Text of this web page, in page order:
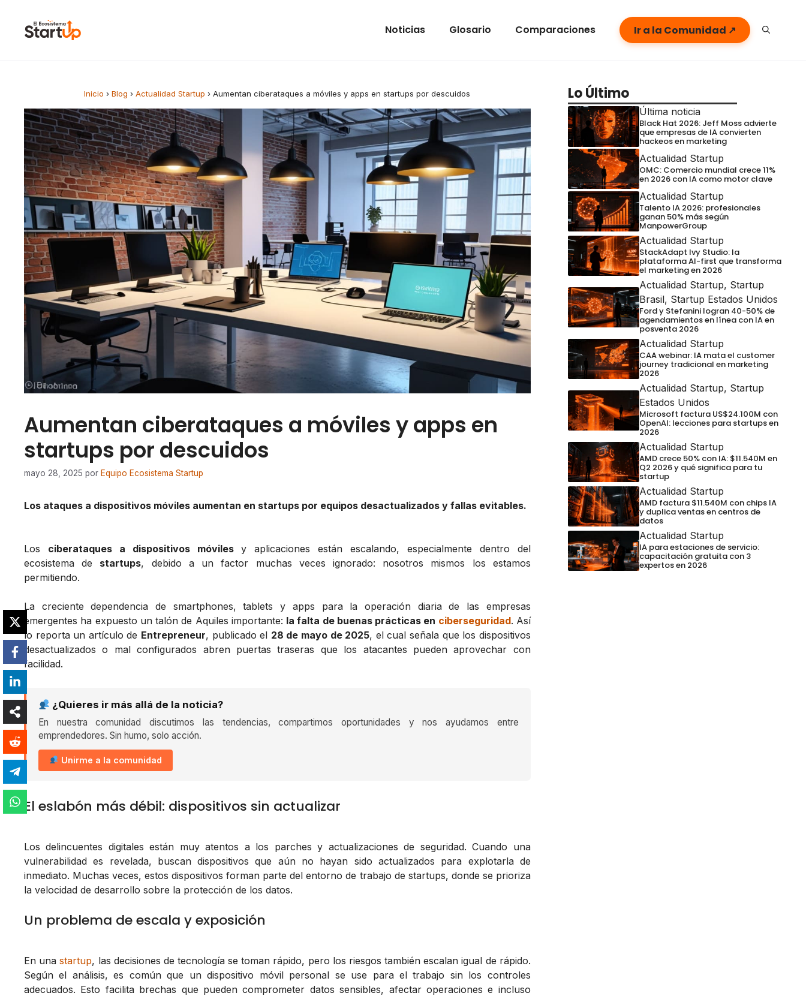
Noticias Glosario Comparaciones Ir a la Comunidad ↗
Inicio › Blog › Actualidad Startup › Aumentan ciberataques a móviles y apps en startups por descuidos
Aumentan ciberataques a móviles y apps en
startups por descuidos
mayo 28, 2025 por Equipo Ecosistema Startup
Los ataques a dispositivos móviles aumentan en startups por equipos desactualizados y fallas evitables.
Los ciberataques a dispositivos móvilesy aplicaciones están escalando, especialmente dentro del
ecosistema de startups, debido a un factor muchas veces ignorado: nosotros mismos los estamos
permitiendo.
La creciente dependencia de smartphones, tablets y apps para la operación diaria de las empresas
emergentes ha expuesto un talón de Aquiles importante: la falta de buenas prácticas en ciberseguridad. Así
lo reporta un artículo de Entrepreneur, publicado el 28 de mayo de 2025, el cual señala que los dispositivos
desactualizados o mal configurados abren puertas traseras que los atacantes pueden aprovechar con
facilidad.
¿Quieres ir más allá de la noticia?
En nuestra comunidad discutimos las tendencias, compartimos oportunidades y nos ayudamos entre
emprendedores. Sin humo, solo acción.
Unirme a la comunidad
El eslabón más débil: dispositivos sin actualizar
Los delincuentes digitales están muy atentos a los parches y actualizaciones de seguridad. Cuando una
vulnerabilidad es revelada, buscan dispositivos que aún no hayan sido actualizados para explotarla de
inmediato. Muchas veces, estos dispositivos forman parte del entorno de trabajo de startups, donde se prioriza
la velocidad de desarrollo sobre la protección de los datos.
Un problema de escala y exposición
En unastartup, las decisiones de tecnología se toman rápido, pero los riesgos también escalan igual de rápido.
Según el análisis, es común que un dispositivo móvil personal se use para el trabajo sin los controles
adecuados. Esto facilita brechas que pueden comprometer datos sensibles, afectar operaciones e incluso
Lo Último
Última noticia
Black Hat 2026: Jeff Moss advierte
que empresas de IA convierten
hackeos en marketing
Actualidad Startup
OMC: Comercio mundial crece 11%
en 2026 con IA como motor clave
Actualidad Startup
Talento IA 2026: profesionales
ganan 50% más según
ManpowerGroup
Actualidad Startup
StackAdapt Ivy Studio: la
plataforma AI-first que transforma
el marketing en 2026
Actualidad Startup, Startup
Brasil, Startup Estados Unidos
Ford y Stefanini logran 40-50% de
agendamientos en línea con IA en
posventa 2026
Actualidad Startup
CAA webinar: IA mata el customer
journey tradicional en marketing
2026
Actualidad Startup, Startup
Estados Unidos
Microsoft factura US$24.100M con
OpenAI: lecciones para startups en
2026
Actualidad Startup
AMD crece 50% con IA: $11.540M en
Q2 2026 y qué significa para tu
startup
Actualidad Startup
AMD factura $11.540M con chips IA
y duplica ventas en centros de
datos
Actualidad Startup
IA para estaciones de servicio:
capacitación gratuita con 3
expertos en 2026